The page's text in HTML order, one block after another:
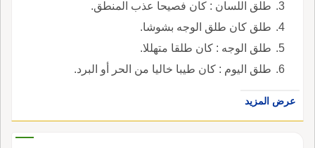
طلق اللسان : كان فصيحا عذب المنطق.
طلق كان طلق الوجه بشوشا.
طلق الوجه : كان طلقا متهللا.
طلق اليوم : كان طيبا خاليا من الحر أو البرد.
عرض المزيد